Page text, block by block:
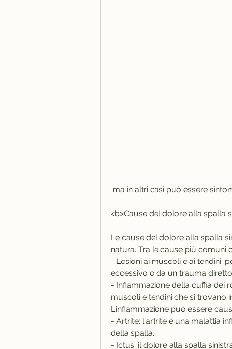
ma in altri casi può essere
<b>Cause del dolore alla spalla
Le cause del dolore alla spalla
natura. Tra le cause più comuni
- Lesioni ai muscoli e ai tendini:
eccessivo o da un trauma
- Infiammazione della cuffia dei
muscoli e tendini che si trovano
L'infiammazione può essere
- Artrite: l'artrite è una malattia
della spalla.
- Ictus: il dolore alla spalla